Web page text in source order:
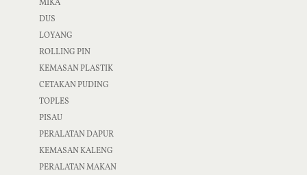
MIKA
DUS
LOYANG
ROLLING PIN
KEMASAN PLASTIK
CETAKAN PUDING
TOPLES
PISAU
PERALATAN DAPUR
KEMASAN KALENG
PERALATAN MAKAN